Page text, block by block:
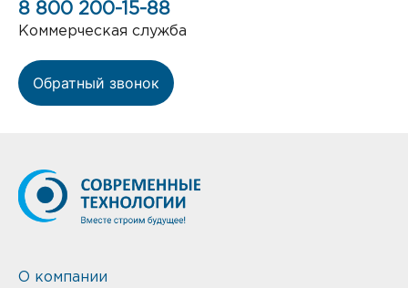
8 800 200-15-88
Коммерческая служба
Обратный звонок
О компании